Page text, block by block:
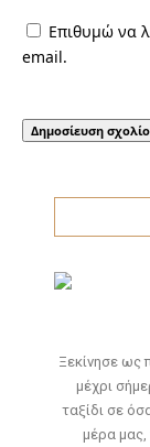
Επιθυμώ να
email.
Ξεκίνησε ως
μέχρι
ταξίδι σε
μέρα μας,